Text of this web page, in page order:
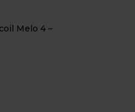
Melo 4 –